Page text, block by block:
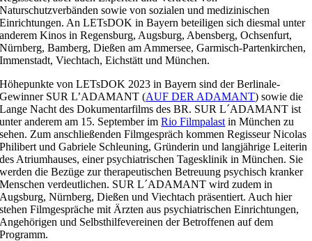
Naturschutzverbänden sowie von sozialen und medizinischen
Einrichtungen. An LETsDOK in Bayern beteiligen sich diesmal unter
anderem Kinos in Regensburg, Augsburg, Abensberg, Ochsenfurt,
Nürnberg, Bamberg, Dießen am Ammersee, Garmisch-Partenkirchen,
Immenstadt, Viechtach, Eichstätt und München.
Höhepunkte von LETsDOK 2023 in Bayern sind der Berlinale-
Gewinner SUR L’ADAMANT (AUF DER ADAMANT) sowie die
Lange Nacht des Dokumentarfilms des BR. SUR L´ADAMANT ist
unter anderem am 15. September imRio Filmpalast in München zu
sehen. Zum anschließenden Filmgespräch kommen Regisseur Nicolas
Philibert und Gabriele Schleuning, Gründerin und langjährige Leiterin
des Atriumhauses, einer psychiatrischen Tagesklinik in München. Sie
werden die Bezüge zur therapeutischen Betreuung psychisch kranker
Menschen verdeutlichen. SUR L´ADAMANT wird zudem in
Augsburg, Nürnberg, Dießen und Viechtach präsentiert. Auch hier
stehen Filmgespräche mit Ärzten aus psychiatrischen Einrichtungen,
Angehörigen und Selbsthilfevereinen der Betroffenen auf dem
Programm.